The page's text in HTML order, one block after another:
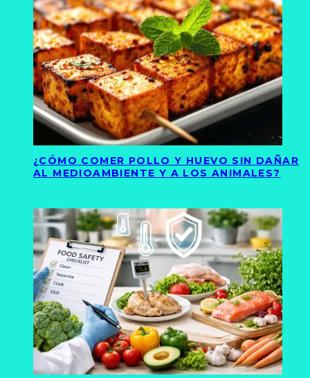
¿CÓMO COMER POLLO Y HUEVO SIN DAÑAR
AL MEDIOAMBIENTE Y A LOS ANIMALES?